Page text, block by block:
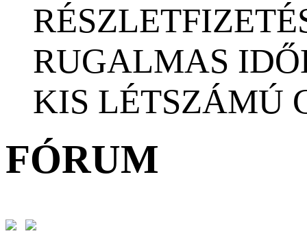
RUGALMAS
KIS LÉTSZÁMÚ
FÓRUM